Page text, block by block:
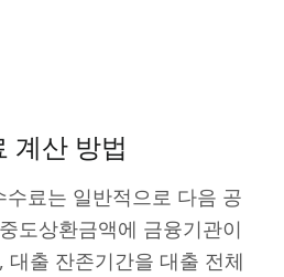
계산 방법
료는 일반적으로 다음 공
도상환금액에 금융기관이
대출 잔존기간을 대출 전체